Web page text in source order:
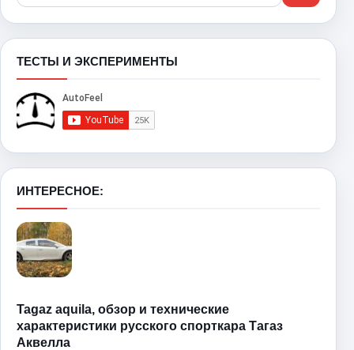
ТЕСТЫ И ЭКСПЕРИМЕНТЫ
ИНТЕРЕСНОЕ:
Tagaz aquila, обзор и технические
характеристики русского спорткара Тагаз
Аквелла